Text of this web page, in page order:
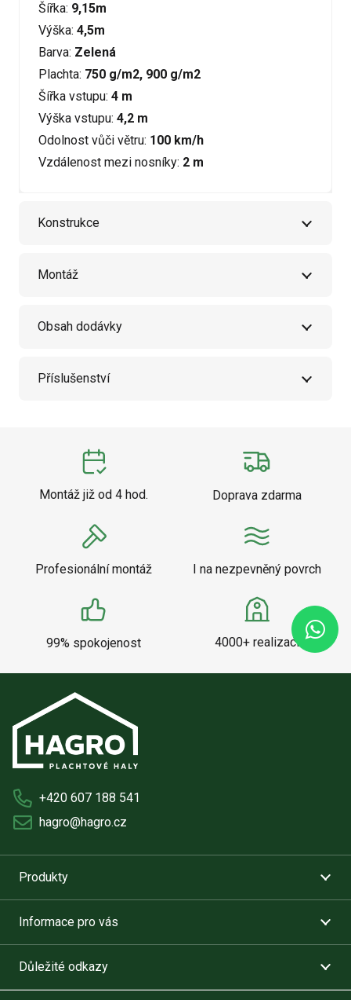
Šířka: 9,15m
Výška: 4,5m
Barva: Zelená
Plachta: 750 g/m2, 900 g/m2
Šířka vstupu: 4 m
Výška vstupu: 4,2 m
Odolnost vůči větru: 100 km/h
Vzdálenost mezi nosníky: 2 m
Konstrukce
Montáž
Obsah dodávky
Příslušenství
Montáž již od 4 hod. Doprava zdarma
Profesionální montáž I na nezpevněný povrch
99% spokojenost 4000+ realizací
+420 607 188 541
hagro@hagro.cz
Produkty
Informace pro vás
Důležité odkazy